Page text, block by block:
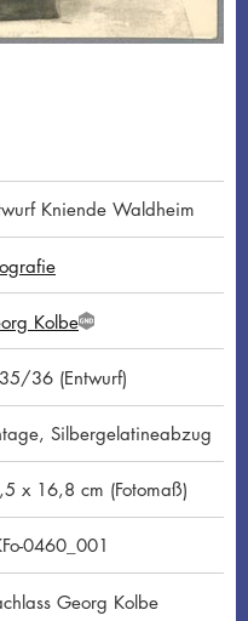
Kniende Waldheim
KolbeG
N
D
36 (Entwurf)
Silbergelatineabzug
x 16,8 cm (Fotomaß)
0460_001
Georg Kolbe